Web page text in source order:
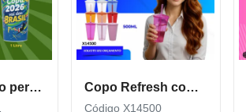
Copo Plástico personalizado In Mold Label 360 XCS551 Copo Refresh com Tampa e Canudo possui capacidade de 500ml X14500
Código X14500